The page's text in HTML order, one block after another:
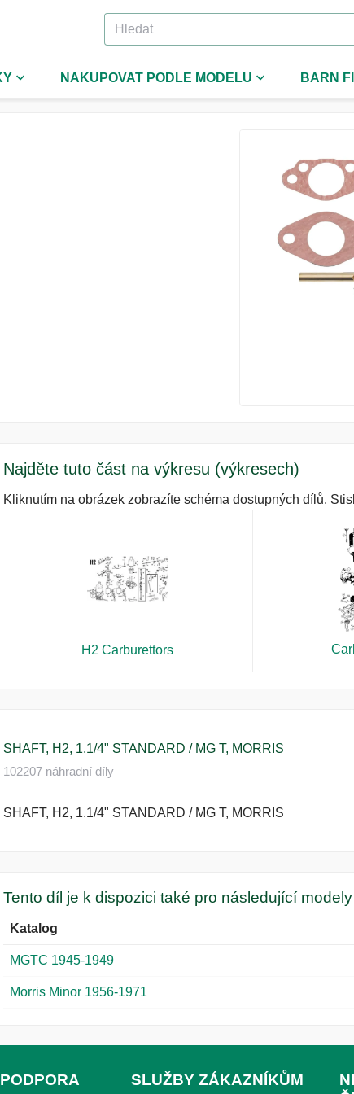
NAKUPOVAT PODLE MODELU BARN
Najděte tuto část na výkresu (výkresech)
Kliknutím na obrázek zobrazíte schéma dostupných dílů.
H2 Carburettors
SHAFT, H2, 1.1/4" STANDARD / MG T, MORRIS
102207 náhradní díly
SHAFT, H2, 1.1/4" STANDARD / MG T, MORRIS
Tento díl je k dispozici také pro následující
Katalog
MGTC 1945-1949
Morris Minor 1956-1971
SLUŽBY ZÁKAZNÍKŮM